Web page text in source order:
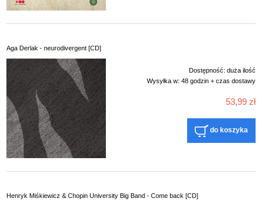
Aga Derlak - neurodivergent [CD]
Dostępność: duża ilość
Wysyłka w: 48 godzin + czas dostawy
53,99 zł
do koszyka
Henryk Miśkiewicz & Chopin University Big Band - Come back [CD]